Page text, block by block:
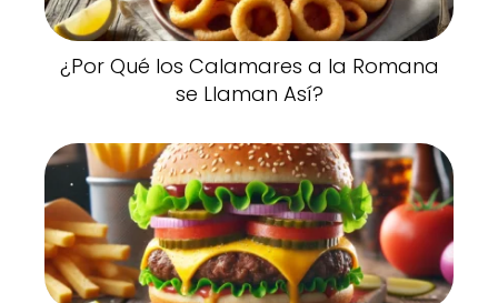
¿Por Qué los Calamares a la Romana
se Llaman Así?